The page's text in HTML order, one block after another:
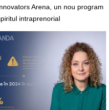
Arena, un nou program
intraprenorial